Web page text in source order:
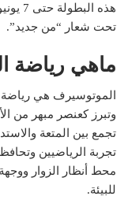
تحت شعار “من جديد”.
ماهي رياضة
الموتوسيرف هي رياضة
وتبرز كعنصر مبهر من
تجمع بين المتعة
تجربة الرياضيين
محط أنظار الزوار
للبيئة.